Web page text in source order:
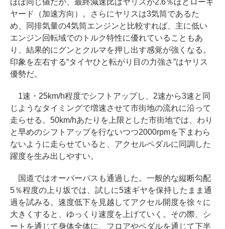
ヤード（加速方向）。さらにヤリスは3気筒であるた
め、同排気量の4気筒エンジンと比較すれば、主に低い
エンジン回転域でのトルク特性に優れていることもあ
り、結果的にグンとクルマを押し出す感覚が強くなる。
印象を左右する“タイヤひと転がり目の力強さ”はヤリス
優勢だ。
1速・25km/h程度でシフトアップし、2速から3速と同
じようなタイミングで増速させて市街地の流れに沿って
走らせる。50km/hあたりを上限とした市街地では、わり
と早めのシフトアップを行ないつつ2000rpmを下まわら
ないように走らせていると、アクセルペダルに同調した
躍度を生み出しやすい。
国道ではオーバーパスも通過した。一般的な縦断勾配
5％程度の上り坂では、試しに5速ギヤを保持したまま通
過を試みる。速度低下を見越してアクセル開度を徐々に
大きくすると、ゆっくり速度を上げていく。その際、シ
ートを通じて身体全体に、フロアやペダルを通じて下半